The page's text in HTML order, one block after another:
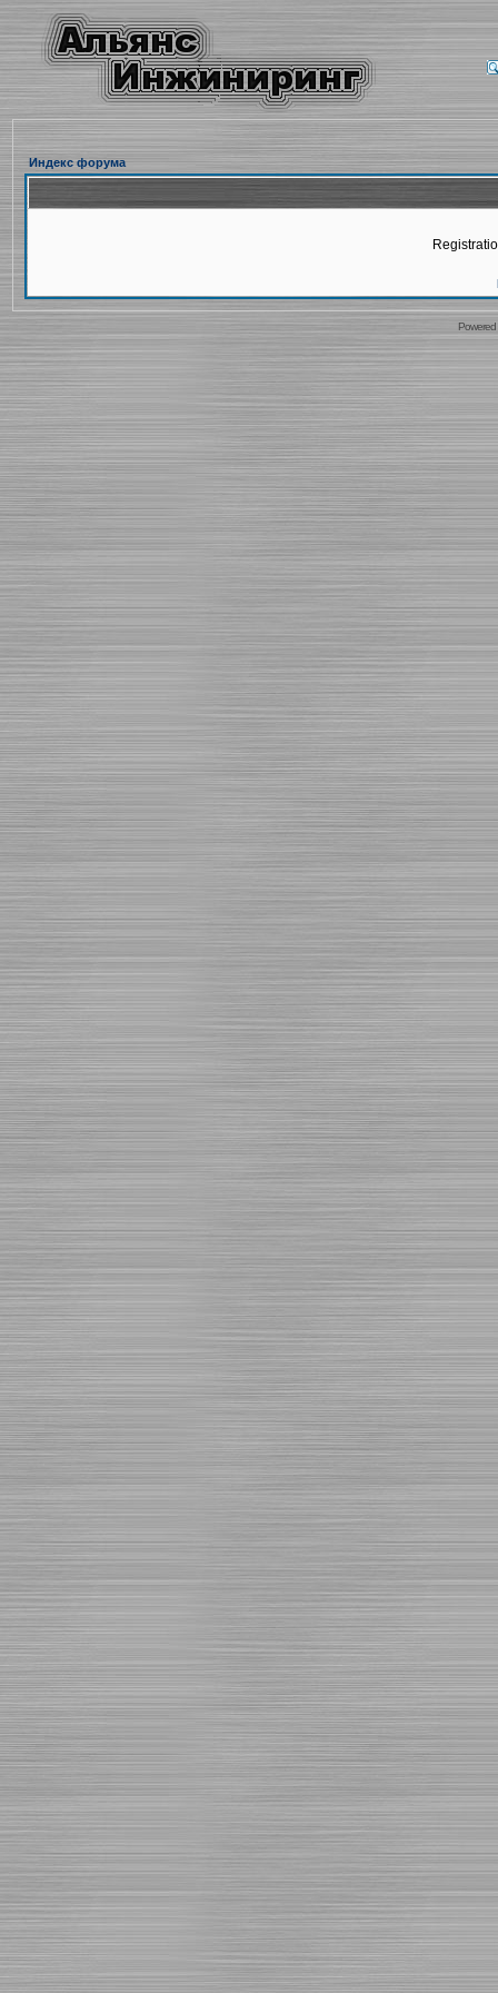
Индекс форума